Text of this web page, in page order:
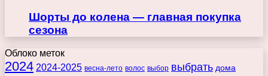
Шорты до колена — главная покупка
сезона
Облоко меток
2024 2024-2025 весна-лето волос выбор выбрать дома